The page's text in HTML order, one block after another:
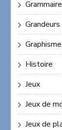
Grandeurs
Graphisme
Histoire
Jeux
Jeux de
Jeux de